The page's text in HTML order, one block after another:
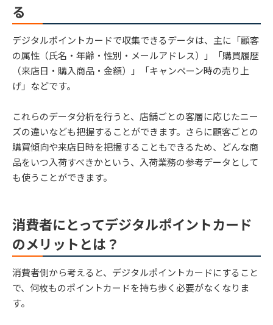
る
デジタルポイントカードで収集できるデータは、主に「顧客
の属性（氏名・年齢・性別・メールアドレス）」「購買履歴
（来店日・購入商品・金額）」「キャンペーン時の売り上
げ」などです。
これらのデータ分析を行うと、店舗ごとの客層に応じたニー
ズの違いなども把握することができます。さらに顧客ごとの
購買傾向や来店日時を把握することもできるため、どんな商
品をいつ入荷すべきかという、入荷業務の参考データとして
も使うことができます。
消費者にとってデジタルポイントカード
のメリットとは？
消費者側から考えると、デジタルポイントカードにすること
で、何枚ものポイントカードを持ち歩く必要がなくなりま
す。